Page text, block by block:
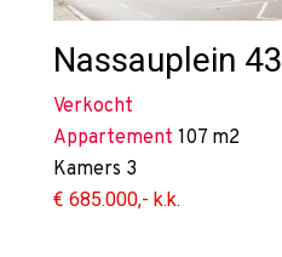
Nassauplein 43
Verkocht
Appartement 107 m2
Kamers 3
€ 685.000,- k.k.